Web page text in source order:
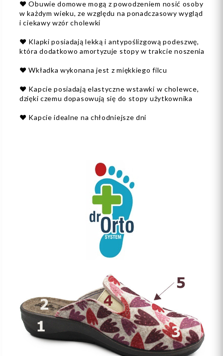
❤️ Obuwie domowe mogą z powodzeniem nosić osoby
w każdym wieku, ze względu na ponadczasowy wygląd
i ciekawy wzór cholewki
❤️ Klapki posiadają lekką i antypoślizgową podeszwę,
która dodatkowo amortyzuje stopy w trakcie noszenia
❤️ Wkładka wykonana jest z miękkiego filcu
❤️ Kapcie posiadają elastyczne wstawki w cholewce,
dzięki czemu dopasowują się do stopy użytkownika
❤️ Kapcie idealne na chłodniejsze dni